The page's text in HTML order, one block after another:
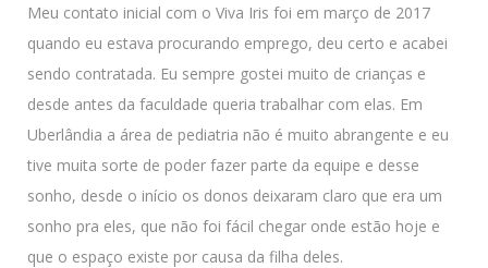
Meu contato inicial com o Viva Iris foi em março de 2017
quando eu estava procurando emprego, deu certo e acabei
sendo contratada. Eu sempre gostei muito de crianças e
desde antes da faculdade queria trabalhar com elas. Em
Uberlândia a área de pediatria não é muito abrangente e eu
tive muita sorte de poder fazer parte da equipe e desse
sonho, desde o início os donos deixaram claro que era um
sonho pra eles, que não foi fácil chegar onde estão hoje e
que o espaço existe por causa da filha deles.